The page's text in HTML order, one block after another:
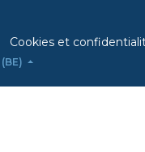
Cookies et